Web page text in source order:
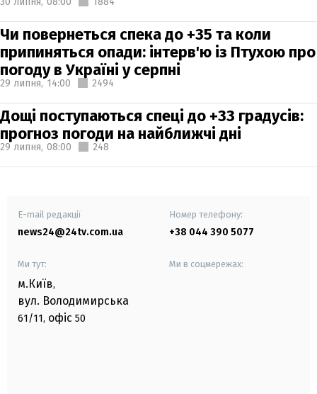
Чи повернеться спека до +35 та коли
припиняться опади: інтерв'ю із Птухою про
погоду в Україні у серпні
29 липня, 14:00 2494
Дощі поступаються спеці до +33 градусів:
прогноз погоди на найближчі дні
29 липня, 08:00 248
E-mail редакції
news24@24tv.com.ua
Номер телефону:
+38 044 390 5077
Ми тут:
м.Київ,
вул. Володимирська
61/11, офіс 50
Ми в соцмережах: